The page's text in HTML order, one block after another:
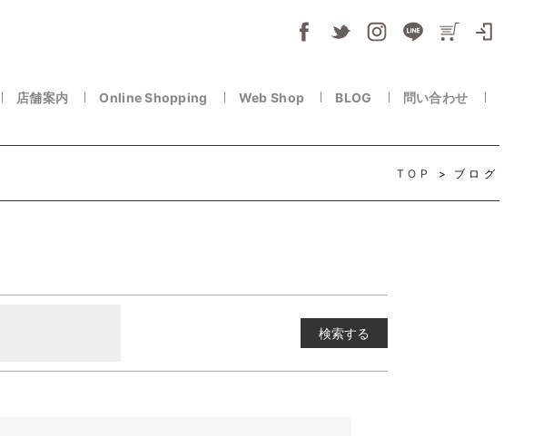
店舗案内 Online Shopping Web Shop BLOG 問い合わせ
TOP ブログ